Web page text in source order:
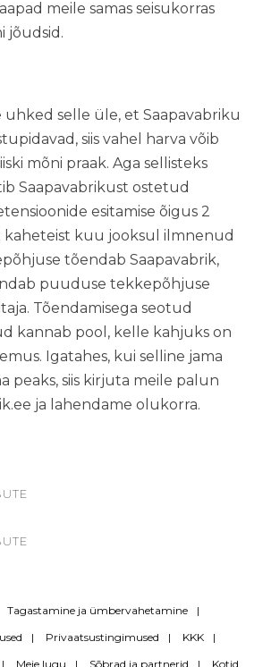
meile samas seisukorras
jõudsid.
uhked selle üle, et Saapavabriku
siis vahel harva võib
mõni praak. Aga sellisteks
Saapavabrikust ostetud
esitamise õigus 2
kaheteist kuu jooksul ilmnenud
tõendab Saapavabrik,
puuduse tekkepõhjuse
Tõendamisega seotud
kannab pool, kelle kahjuks on
Igatahes, kui selline jama
peaks, siis kirjuta meile palun
ja lahendame olukorra.
Tagastamine ja ümbervahetamine
Privaatsustingimused
KKK
Meie lugu Sõbrad ja partnerid Kotid